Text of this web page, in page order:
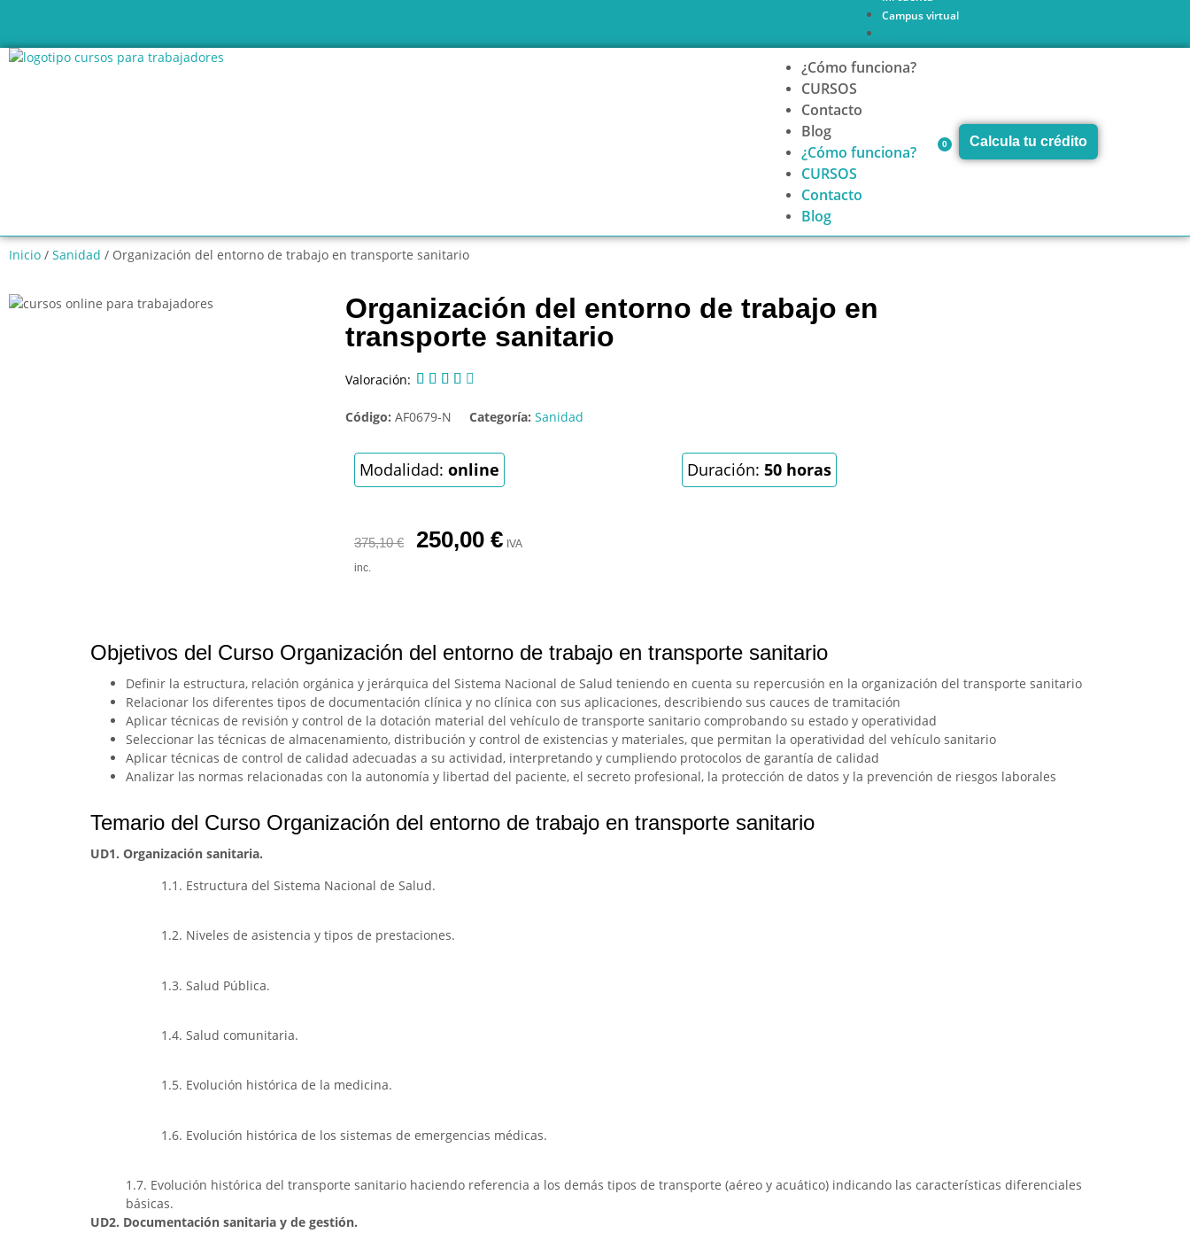
Campus virtual
Campus virtual
¿Cómo funciona?
CURSOS
Contacto
Blog
¿Cómo funciona?
CURSOS
Contacto
Blog
0 Calcula tu crédito
Inicio / Sanidad / Organización del entorno de trabajo en transporte sanitario
Organización del entorno de trabajo en
transporte sanitario
Valoración:     
Código: AF0679-N Categoría: Sanidad
Modalidad: online Duración: 50 horas
375,10€ 250,00 € IVA
inc.
Objetivos del Curso Organización del entorno de trabajo en transporte sanitario
Definir la estructura, relación orgánica y jerárquica del Sistema Nacional de Salud teniendo en cuenta su repercusión en la organización del transporte sanitario
Relacionar los diferentes tipos de documentación clínica y no clínica con sus aplicaciones, describiendo sus cauces de tramitación
Aplicar técnicas de revisión y control de la dotación material del vehículo de transporte sanitario comprobando su estado y operatividad
Seleccionar las técnicas de almacenamiento, distribución y control de existencias y materiales, que permitan la operatividad del vehículo sanitario
Aplicar técnicas de control de calidad adecuadas a su actividad, interpretando y cumpliendo protocolos de garantía de calidad
Analizar las normas relacionadas con la autonomía y libertad del paciente, el secreto profesional, la protección de datos y la prevención de riesgos laborales
Temario del Curso Organización del entorno de trabajo en transporte sanitario
UD1. Organización sanitaria.
1.1. Estructura del Sistema Nacional de Salud.
1.2. Niveles de asistencia y tipos de prestaciones.
1.3. Salud Pública.
1.4. Salud comunitaria.
1.5. Evolución histórica de la medicina.
1.6. Evolución histórica de los sistemas de emergencias médicas.
1.7. Evolución histórica del transporte sanitario haciendo referencia a los demás tipos de transporte (aéreo y acuático) indicando las características diferenciales
básicas.
UD2. Documentación sanitaria y de gestión.